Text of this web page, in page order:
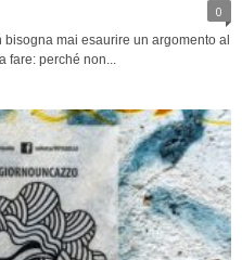
0
bisogna mai esaurire un argomento al
perché non...